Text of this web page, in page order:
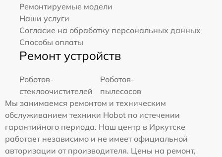
Ремонтируемые модели
Наши услуги
Согласие на обработку персональных данных
Способы оплаты
Ремонт устройств
Роботов-
стеклоочистителей
Роботов-
пылесосов
Мы занимаемся ремонтом и техническим
обслуживанием техники Hobot по истечении
гарантийного периода. Наш центр в Иркутске
работает независимо и не имеет официальной
авторизации от производителя. Цены на ремонт,